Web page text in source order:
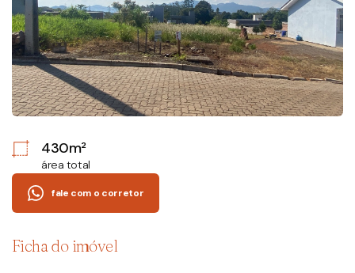
430m²
área total
fale com o corretor
Ficha do imóvel